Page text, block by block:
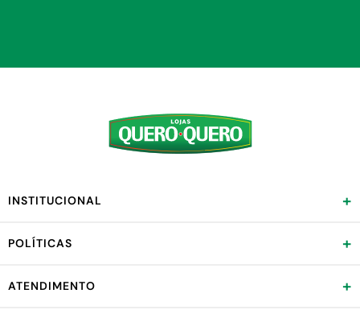
INSTITUCIONAL +
POLÍTICAS +
ATENDIMENTO +